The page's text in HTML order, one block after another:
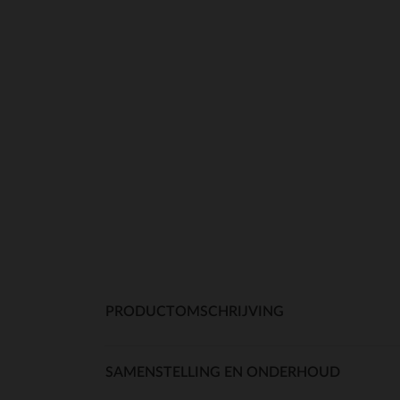
PRODUCTOMSCHRIJVING
SAMENSTELLING EN ONDERHOUD